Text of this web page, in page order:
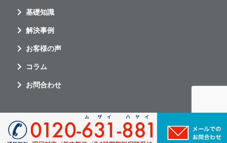
基礎知識
解決事例
お客様の声
コラム
お問合わせ